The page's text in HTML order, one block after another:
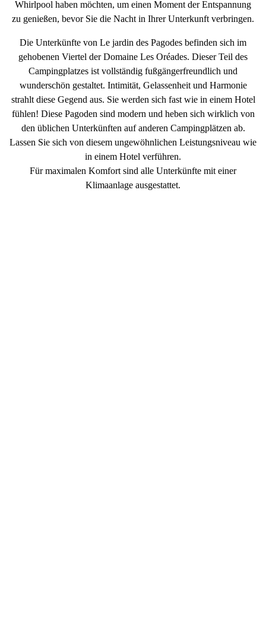
Whirlpool haben möchten, um einen Moment der Entspannung
zu genießen, bevor Sie die Nacht in Ihrer Unterkunft verbringen.
Die Unterkünfte von Le jardin des Pagodes befinden sich im
gehobenen Viertel der Domaine Les Oréades. Dieser Teil des
Campingplatzes ist vollständig fußgängerfreundlich und
wunderschön gestaltet. Intimität, Gelassenheit und Harmonie
strahlt diese Gegend aus. Sie werden sich fast wie in einem Hotel
fühlen! Diese Pagoden sind modern und heben sich wirklich von
den üblichen Unterkünften auf anderen Campingplätzen ab.
Lassen Sie sich von diesem ungewöhnlichen Leistungsniveau wie
in einem Hotel verführen.
Für maximalen Komfort sind alle Unterkünfte mit einer
Klimaanlage ausgestattet.